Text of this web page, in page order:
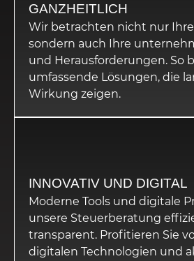
GANZHEITLICH
Wir betrachten nicht nur
sondern auch Ihre
und Herausforderungen. So
umfassende Lösungen, die
Wirkung zeigen.
INNOVATIV UND DIGITAL
Moderne Tools und digitale
unsere Steuerberatung
transparent. Profitieren Sie
digitalen Technologien und